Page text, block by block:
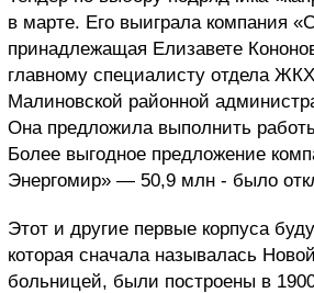
в марте. Его выиграла компания
принадлежащая Елизавете
главному специалисту отдела
Малиновской районной
Она предложила выполнить
Более выгодное предложение
Энергомир» — 50,9 млн - было
Этот и другие первые корпуса
которая сначала называлась
больницей, были построены в